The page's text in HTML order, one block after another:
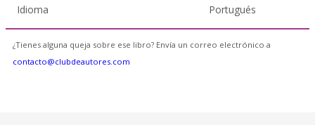
Idioma Portugués
¿Tienes alguna queja sobre ese libro? Envía un correo electrónico a
contacto@clubdeautores.com